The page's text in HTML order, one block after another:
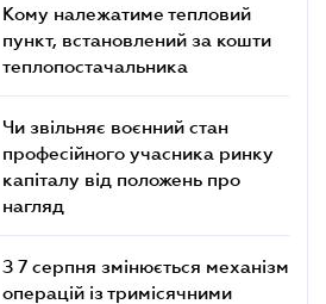
Кому належатиме тепловий
пункт, встановлений за кошти
теплопостачальника
Чи звільняє воєнний стан
професійного учасника ринку
капіталу від положень про
нагляд
З 7 серпня змінюється механізм
операцій із тримісячними